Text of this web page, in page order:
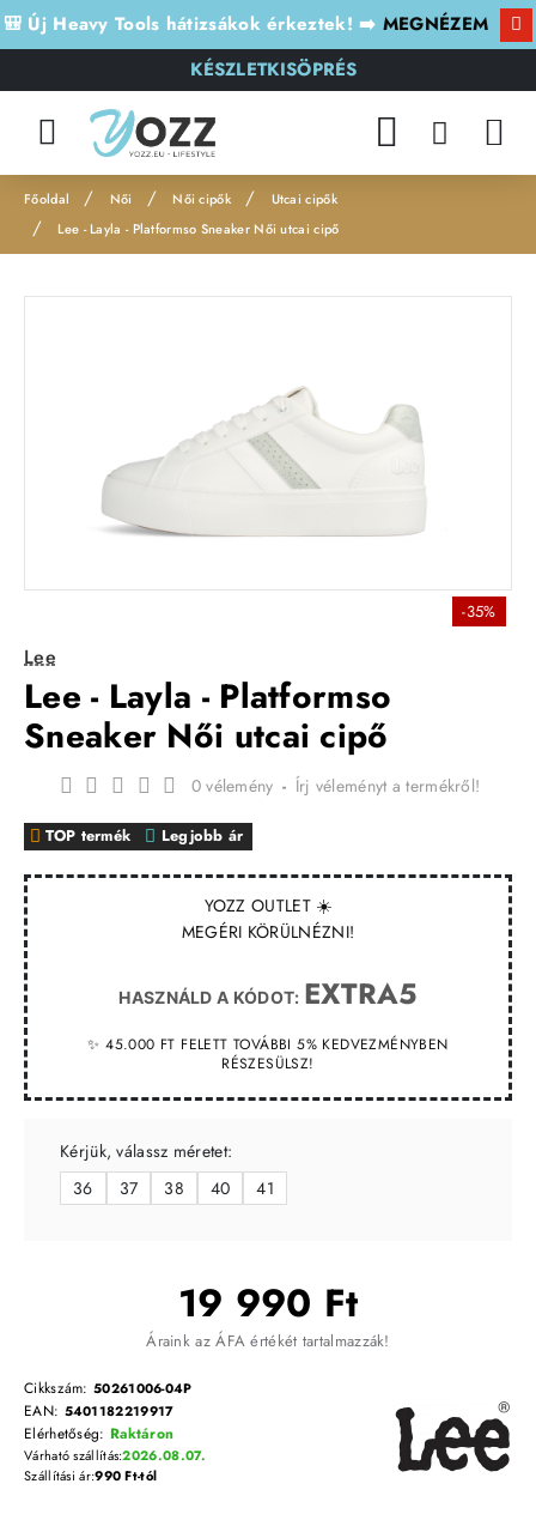
🎒 Új Heavy Tools hátizsákok érkeztek! ➡️ MEGNÉZEM
KÉSZLETKISÖPRÉS
o
Női Női cipők
Utcai cipők
Lee - Layla - Platformso Sneaker Női utcai cipő
-35%
Lee
Lee - Layla - Platformso
Sneaker Női utcai cipő
YOZZ OUTLET ☀️
MEGÉRI KÖRÜLNÉZNI!
HASZNÁLD A KÓDOT: EXTRA5
✨ 45.000 FT FELETT TOVÁBBI 5% KEDVEZMÉNYBEN
RÉSZESÜLSZ!
TOP termék Legjobb ár
0 vélemény - Írj véleményt a termékről!
19 990 Ft
Áraink az ÁFA értékét tartalmazzák!
Cikkszám: 50261006-04P
EAN: 5401182219917
Elérhetőség: Raktáron
Várható szállítás:2026.08.07.
Szállítási ár:990 Ft-tól
Kérjük, válassz méretet:
36
37 38 40 41